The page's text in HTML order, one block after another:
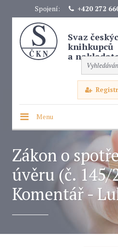
Spojení: +420 272
Svaz
knihkupců
a
Menu
Zákon o
úvěru (č. 145/
Komentář -